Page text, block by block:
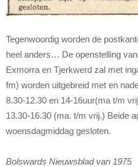
Tegenwoordig worden de
heel anders… De openstelling
Exmorra en Tjerkwerd zal met
fm) worden uitgebreid met en
8.30-12.30 en 14-16uur(ma t/m
13.30-16.30 (ma. t/m vrij.) Beide
woensdagmiddag gesloten.
Bolswards Nieuwsblad van 1975